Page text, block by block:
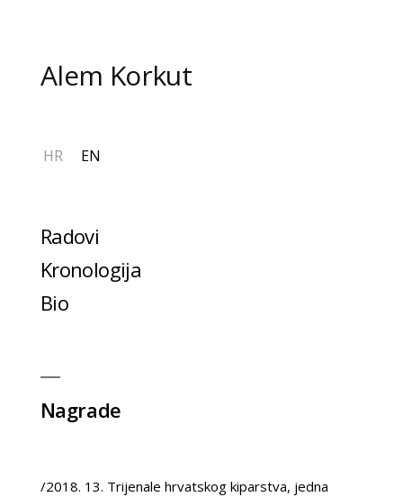
Alem Korkut
HR EN
Radovi
Kronologija
Bio
Nagrade
/2018. 13. Trijenale hrvatskog kiparstva, jedna